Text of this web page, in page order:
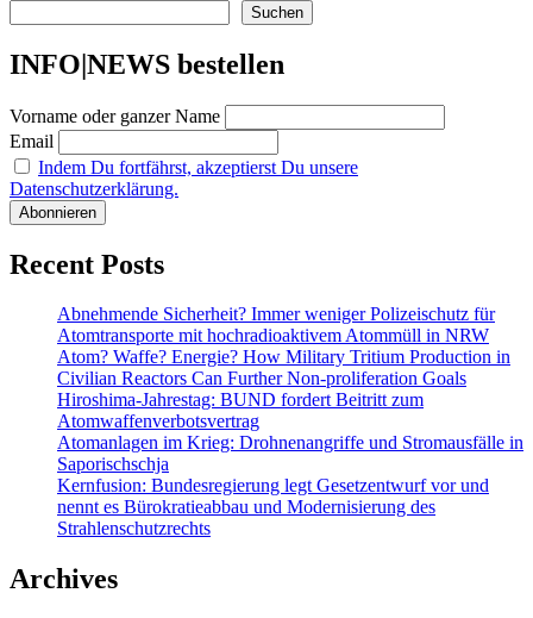
Suchen
INFO|NEWS bestellen
Vorname oder ganzer Name
Email
Indem Du fortfährst, akzeptierst Du unsere
Datenschutzerklärung.
Recent Posts
Abnehmende Sicherheit? Immer weniger Polizeischutz für
Atomtransporte mit hochradioaktivem Atommüll in NRW
Atom? Waffe? Energie? How Military Tritium Production in
Civilian Reactors Can Further Non-proliferation Goals
Hiroshima-Jahrestag: BUND fordert Beitritt zum
Atomwaffenverbotsvertrag
Atomanlagen im Krieg: Drohnenangriffe und Stromausfälle in
Saporischschja
Kernfusion: Bundesregierung legt Gesetzentwurf vor und
nennt es Bürokratieabbau und Modernisierung des
Strahlenschutzrechts
Archives